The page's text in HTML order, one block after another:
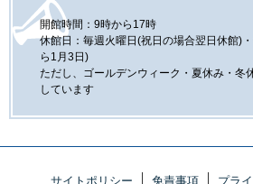
開館時間：9時から17時
休館日：毎週火曜日(祝日の場合翌日休館)
ら1月3日)
ただし、ゴールデンウィーク・夏休み・冬
しています
サイトポリシー 免責事項 プラ